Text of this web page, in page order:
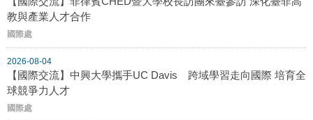
教與產業人才合作
國際處
2026-08-04
【國際交流】中興大學攜手UC Davis 跨域學習走向國際 培育全
球競爭力人才
國際處